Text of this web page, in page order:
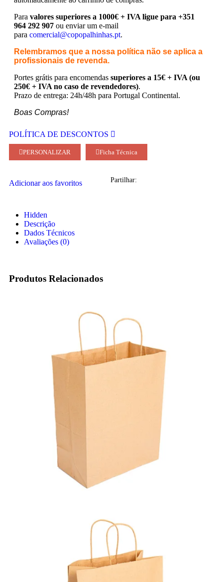
Para valores superiores a 1000€ + IVA ligue para +351
964 292 907 ou enviar um e-mail
para comercial@copopalhinhas.pt.
Relembramos que a nossa política não se aplica a
profissionais de revenda.
Portes grátis para encomendas superiores a 15€ + IVA (ou
250€ + IVA no caso de revendedores).
Prazo de entrega: 24h/48h para Portugal Continental.
Boas Compras!
POLÍTICA DE DESCONTOS
PERSONALIZAR Ficha Técnica
Adicionar aos favoritos Partilhar:
Hidden
Descrição
Dados Técnicos
Avaliações (0)
Produtos Relacionados